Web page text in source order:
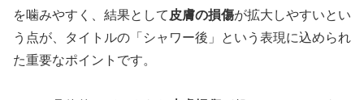
を噛みやすく、結果として 皮膚の損傷が拡大しやすいとい
う点が、タイトルの「シャワー後」という表現に込められ
た重要なポイントです。